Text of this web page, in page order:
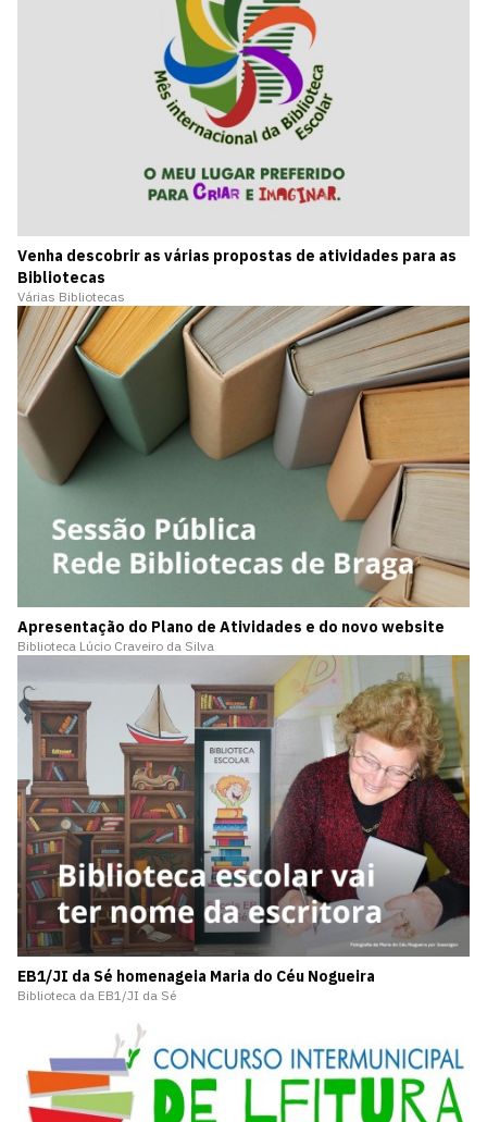
Venha descobrir as várias propostas de atividades para as
Bibliotecas
Várias Bibliotecas
Apresentação do Plano de Atividades e do novo website
Biblioteca Lúcio Craveiro da Silva
EB1/JI da Sé homenageia Maria do Céu Nogueira
Biblioteca da EB1/JI da Sé